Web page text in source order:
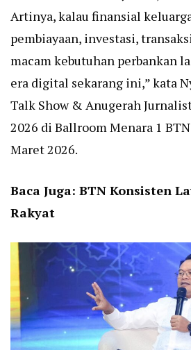
Artinya, kalau finansial
pembiayaan, investasi,
macam kebutuhan perbankan
era digital sekarang ini,” kata
Talk Show & Anugerah
2026 di Ballroom Menara 1
Maret 2026.
Baca Juga: BTN Konsisten
Rakyat